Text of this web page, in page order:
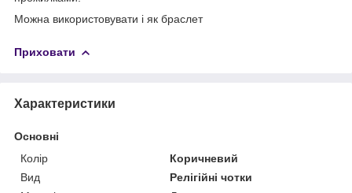
Можна використовувати і як браслет
Приховати
Характеристики
Основні
Колір
Коричневий
Вид
Релігійні чотки